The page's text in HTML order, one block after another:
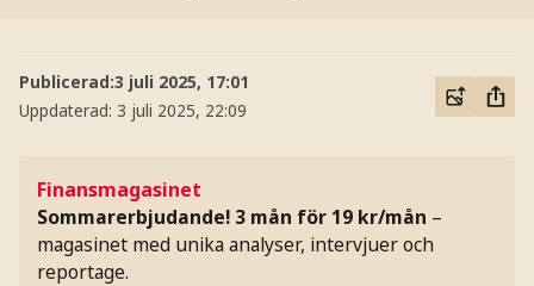
Publicerad:3 juli 2025, 17:01
Uppdaterad: 3 juli 2025, 22:09
Finansmagasinet
Sommarerbjudande! 3 mån för 19 kr/mån –
magasinet med unika analyser, intervjuer och
reportage.